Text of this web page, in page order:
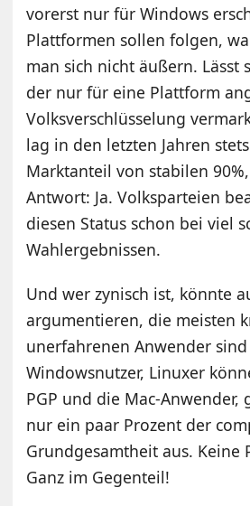
vorerst nur für Windows
Plattformen sollen folgen,
man sich nicht äußern. Lässt
der nur für eine Plattform
Volksverschlüsselung
lag in den letzten Jahren
Marktanteil von stabilen
Antwort: Ja. Volksparteien
diesen Status schon bei viel
Wahlergebnissen.
Und wer zynisch ist, könnte
argumentieren, die meisten
unerfahrenen Anwender
Windowsnutzer, Linuxer
PGP und die Mac-Anwender,
nur ein paar Prozent der
Grundgesamtheit aus. Keine
Ganz im Gegenteil!